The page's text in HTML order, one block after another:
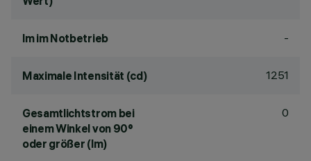
lm im Notbetrieb -
Maximale Intensität (cd) 1251
Gesamtlichtstrom bei
einem Winkel von 90°
oder größer (lm)
0